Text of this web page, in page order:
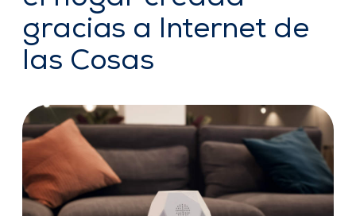
gracias a Internet de
las Cosas